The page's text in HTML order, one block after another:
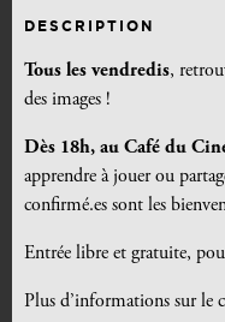
DESCRIPTION
Tous les vendredis,
des images !
Dès 18h, au Café du
apprendre à jouer ou
confirmé.es sont les
Entrée libre et gratuite,
Plus d’informations sur le